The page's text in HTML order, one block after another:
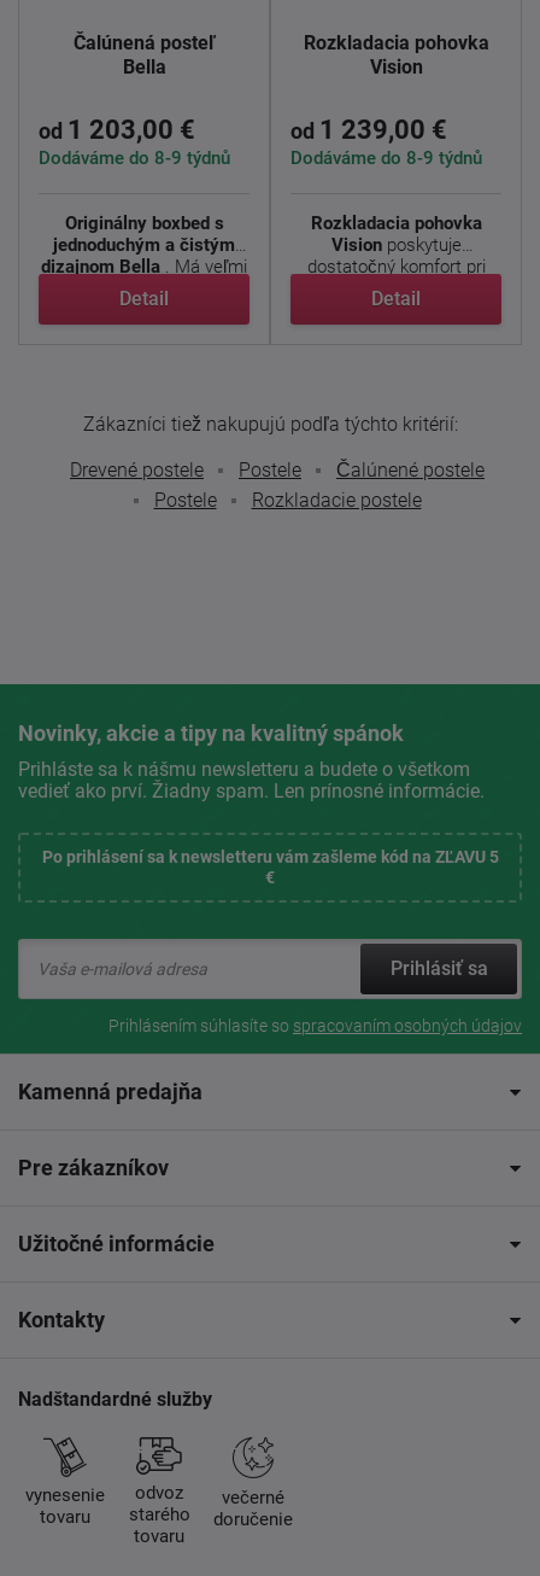
Čalúnená posteľ
Bella
od 1 203,00 €
Dodáváme do 8-9 týdnů
Originálny boxbed s
jednoduchým a čistým
dizajnom Bella . Má veľmi
...
Detail
Rozkladacia pohovka
Vision
od 1 239,00 €
Dodáváme do 8-9 týdnů
Rozkladacia pohovka
Visionposkytuje
dostatočný komfort pri
sedení a ...
Detail
Zákazníci tiež nakupujú podľa týchto kritérií:
Drevené postele
Postele
Čalúnené postele
Postele
Rozkladacie postele
Novinky, akcie a tipy na kvalitný spánok
Prihláste sa k nášmu newsletteru a budete o všetkom
vedieť ako prví. Žiadny spam. Len prínosné informácie.
Po prihlásení sa k newsletteru vám zašleme kód na ZĽAVU 5
€
Prihlásiť sa
Prihlásením súhlasíte so spracovaním osobných údajov
Kamenná predajňa
Pre zákazníkov
Užitočné informácie
Kontakty
Nadštandardné služby
vynesenie
tovaru
odvoz
starého
tovaru
večerné
doručenie